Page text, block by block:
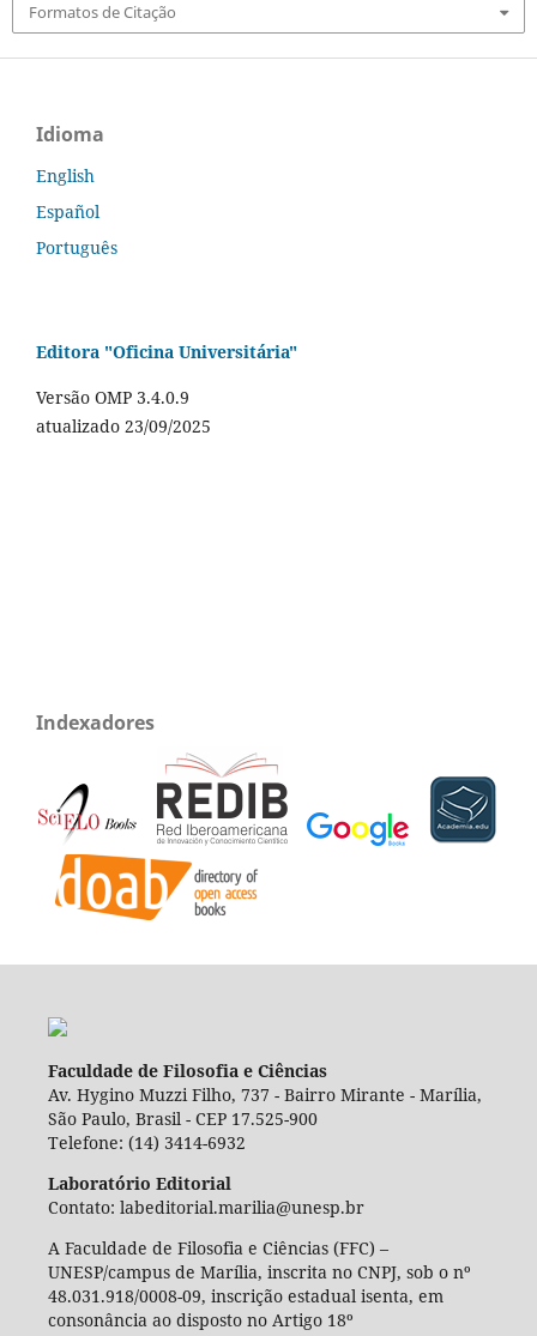
Formatos de Citação
Idioma
English
Español
Português
Editora "Oficina Universitária"
Versão OMP 3.4.0.9
atualizado 23/09/2025
Indexadores
Faculdade de Filosofia e Ciências
Av. Hygino Muzzi Filho, 737 - Bairro Mirante - Marília,
São Paulo, Brasil - CEP 17.525-900
Telefone: (14) 3414-6932
Laboratório Editorial
Contato: labeditorial.marilia@unesp.br
A Faculdade de Filosofia e Ciências (FFC) –
UNESP/campus de Marília, inscrita no CNPJ, sob o nº
48.031.918/0008-09, inscrição estadual isenta, em
consonância ao disposto no Artigo 18º